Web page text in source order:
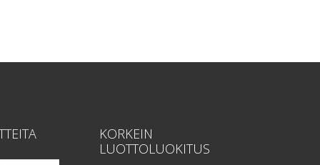
KORKEIN
LUOTTOLUOKITUS